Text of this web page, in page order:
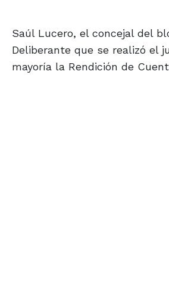
Saúl Lucero, el concejal del
Deliberante que se realizó el